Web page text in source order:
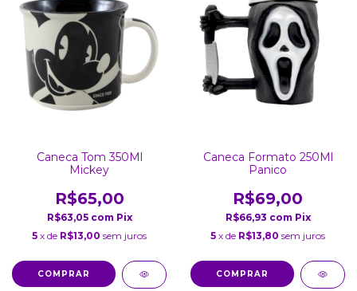
Caneca Tom 350Ml
Mickey
R$65,00
R$63,05 com Pix
5 x de R$13,00 sem juros
Caneca Formato 250Ml
Panico
R$69,00
R$66,93 com Pix
5 x de R$13,80 sem juros